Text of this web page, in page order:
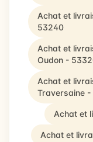
Achat et
53240
Achat et
Oudon -
Achat et
Traversaine
Achat et
Achat et